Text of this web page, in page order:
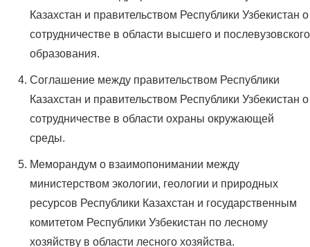
Казахстан и правительством Республики Узбекистан о
сотрудничестве в области высшего и послевузовского
образования.
Соглашение между правительством Республики
Казахстан и правительством Республики Узбекистан о
сотрудничестве в области охраны окружающей
среды.
Меморандум о взаимопонимании между
министерством экологии, геологии и природных
ресурсов Республики Казахстан и государственным
комитетом Республики Узбекистан по лесному
хозяйству в области лесного хозяйства.